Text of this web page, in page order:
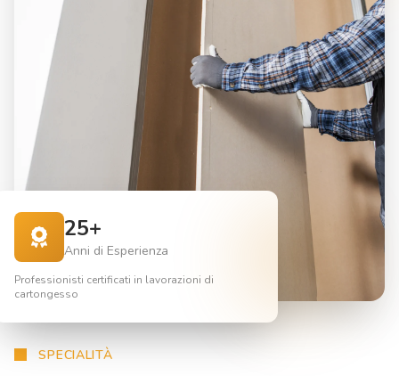
SPECIALITÀ
25+
Anni di Esperienza
Professionisti certificati in lavorazioni di
cartongesso